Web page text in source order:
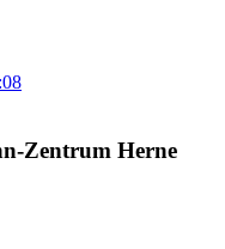
Zentrum Herne